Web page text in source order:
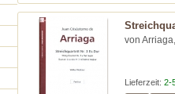
von
Lieferzeit: 2-